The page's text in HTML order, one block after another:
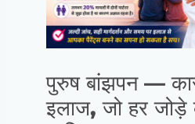
पुरुष बांझपन —
इलाज, जो हर जोड़े